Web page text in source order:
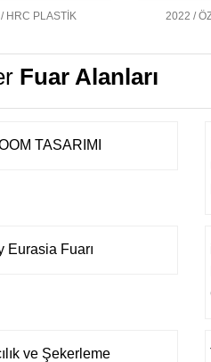
HRC PLASTİK 2022 /
Fuar Alanları
TASARIMI
Eurasia Fuarı
ve Şekerleme